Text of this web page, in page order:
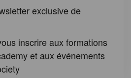
exclusive de
inscrire aux formations
et aux événements